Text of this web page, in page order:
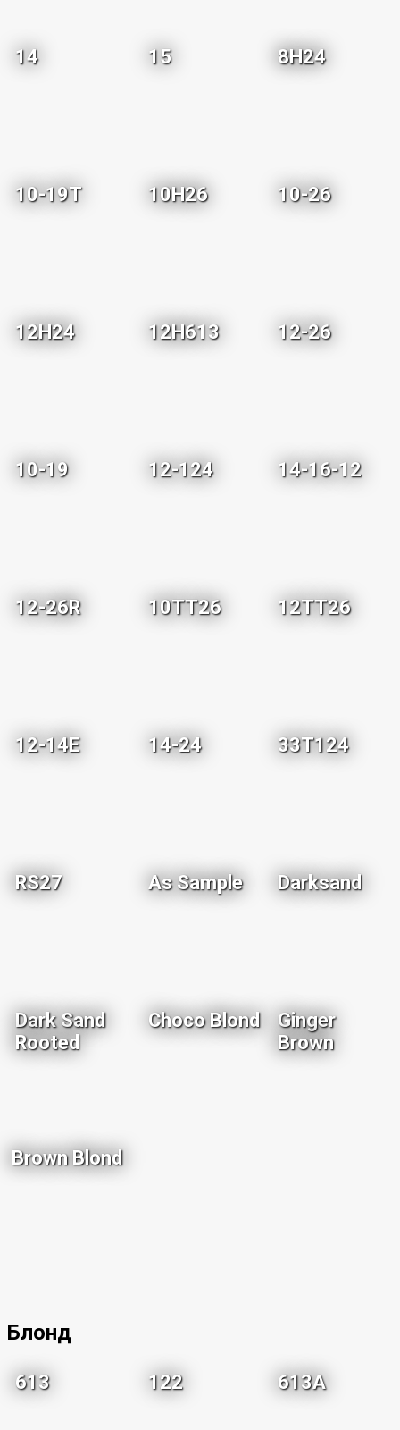
14 15 8H24
10-19T 10H26 10-26
12H24 12H613 12-26
10-19 12-124 14-16-12
12-26R 10TT26 12TT26
12-14E 14-24 33T124
RS27 As Sample Darksand
Dark Sand
Rooted
Choco Blond
Ginger
Brown
Brown Blond
Блонд
613 122 613A